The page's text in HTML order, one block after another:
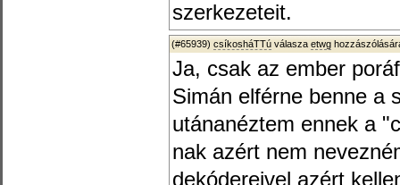
szerkezeteit.
(#65939) csíkosháTTú válasza etwg
Ja, csak az ember
Simán elférne benne a
utánanéztem ennek a
nak azért nem
dekódereivel azért